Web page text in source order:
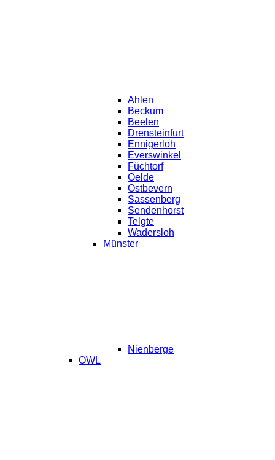
Ahlen
Beckum
Beelen
Drensteinfurt
Ennigerloh
Everswinkel
Füchtorf
Oelde
Ostbevern
Sassenberg
Sendenhorst
Telgte
Wadersloh
Münster
Nienberge
OWL